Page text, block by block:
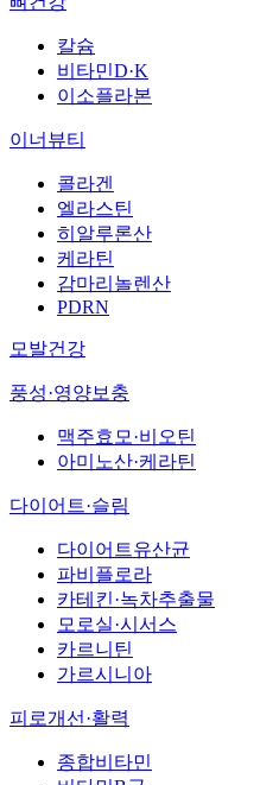
칼슘
비타민D·K
이소플라본
이너뷰티
콜라겐
엘라스틴
히알루론산
케라틴
감마리놀렌산
PDRN
모발건강
풍성·영양보충
맥주효모·비오틴
아미노산·케라틴
다이어트·슬림
다이어트유산균
파비플로라
카테킨·녹차추출물
모로실·시서스
카르니틴
가르시니아
피로개선·활력
종합비타민